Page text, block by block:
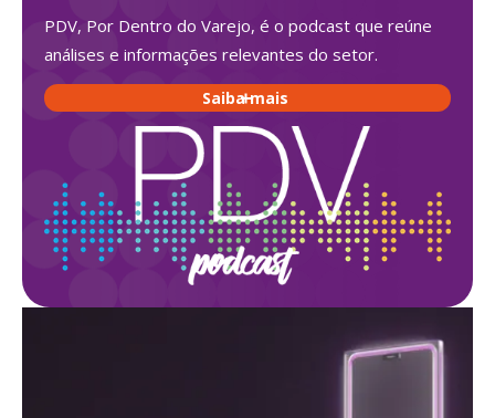
PDV, Por Dentro do Varejo, é o podcast que reúne
análises e informações relevantes do setor.
Saiba mais